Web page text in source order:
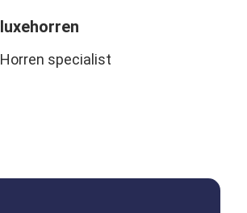
luxehorren
Horren specialist